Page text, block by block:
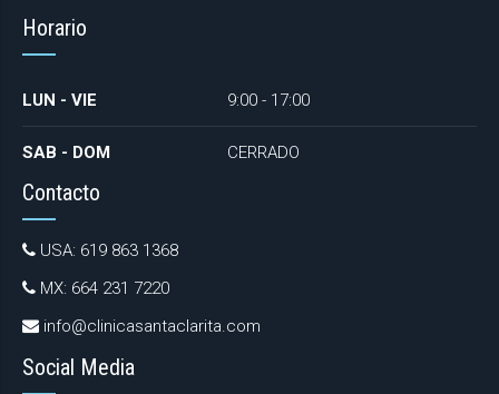
Horario
LUN - VIE 9:00 - 17:00
SAB - DOM CERRADO
Contacto
USA: 619 863 1368
MX: 664 231 7220
info@clinicasantaclarita.com
Social Media